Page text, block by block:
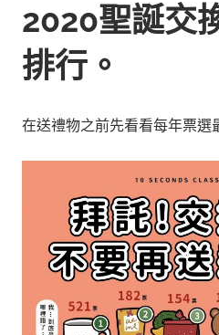
2020聖誕交
排行。
在送禮物之前先看看每年票選